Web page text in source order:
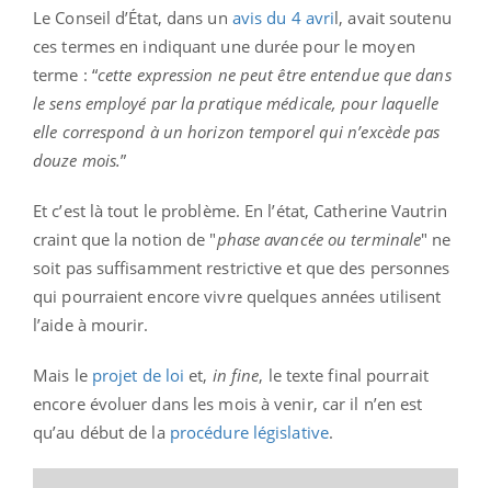
Le Conseil d’État, dans un avis du 4 avril, avait soutenu
ces termes en indiquant une durée pour le moyen
terme : “cette expression ne peut être entendue que dans
le sens employé par la pratique médicale, pour laquelle
elle correspond à un horizon temporel qui n’excède pas
douze mois.”
Et c’est là tout le problème. En l’état, Catherine Vautrin
craint que la notion de "phase avancée ou terminale" ne
soit pas suffisamment restrictive et que des personnes
qui pourraient encore vivre quelques années utilisent
l’aide à mourir.
Mais leprojet de loi et, in fine, le texte final pourrait
encore évoluer dans les mois à venir, car il n’en est
qu’au début de la procédure législative.